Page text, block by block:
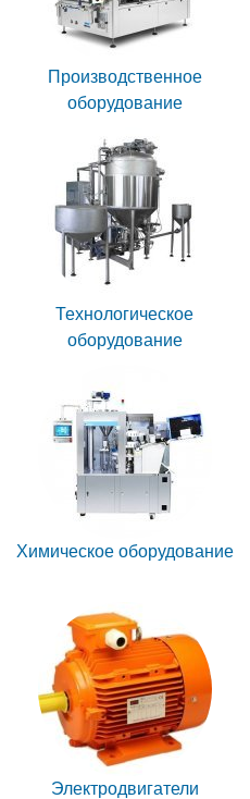
Производственное
оборудование
Технологическое
оборудование
Химическое оборудование
Электродвигатели